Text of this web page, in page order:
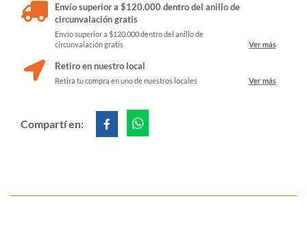
Envío superior a $120.000 dentro del anillo de
circunvalación gratis
Envío superior a $120.000 dentro del anillo de
circunvalación gratis
Ver más
Retiro en nuestro local
Retira tu compra en uno de nuestros locales Ver más
Compartí en: